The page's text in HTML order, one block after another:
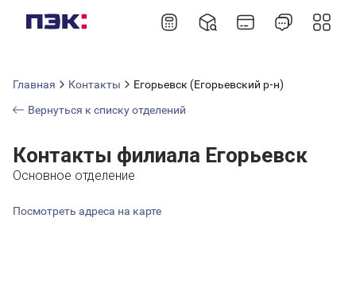
Главная Контакты
Егорьевск (Егорьевский р-н)
Вернуться к списку отделений
Контакты филиала Егорьевск
Основное отделение
Посмотреть адреса на карте